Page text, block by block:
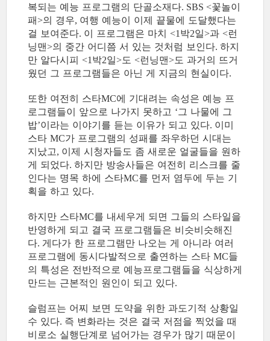
복되는 예능 프로그램의 단골소재다. SBS <꽃놀이
패>의 경우, 여행 예능이 이제 끝물에 도달했다는
걸 보여준다. 이 프로그램은 마치 <1 박2일>과 <런
닝맨>의 중간 어디쯤 서 있는 것처럼 보인다. 하지
만 알다시피 <1 박2일>도 <런닝맨>도 과거의 뜨거
웠던 그 프로그램들은 아닌 게 지금의 현실이다.
또한 여전히 스타MC에 기대려는 속성은 예능 프
로그램들이 앞으로 나가지 못하고 ‘그 나물에 그
밥’이라는 이야기를 듣는 이유가 되고 있다. 이미
스타 MC가 프로그램의 성패를 좌우하던 시대는
지났고, 이제 시청자들도 좀 새로운 얼굴들을 원하
게 되었다. 하지만 방송사들은 여전히 리스크를 줄
인다는 명목 하에 스타MC를 먼저 염두에 두는 기
획을 하고 있다.
하지만 스타MC를 내세우게 되면 그들의 스타일을
반영하게 되고 결국 프로그램들은 비슷비슷해진
다. 게다가 한 프로그램만 나오는 게 아니라 여러
프로그램에 동시다발적으로 출연하는 스타 MC들
의 특성은 전반적으로 예능프로그램들을 식상하게
만드는 근본적인 원인이 되고 있다.
슬럼프는 어찌 보면 도약을 위한 과도기적 상황일
수 있다. 즉 변화라는 것은 결국 저점을 찍었을 때
비로소 실행단계로 넘어가는 경우가 많기 때문이